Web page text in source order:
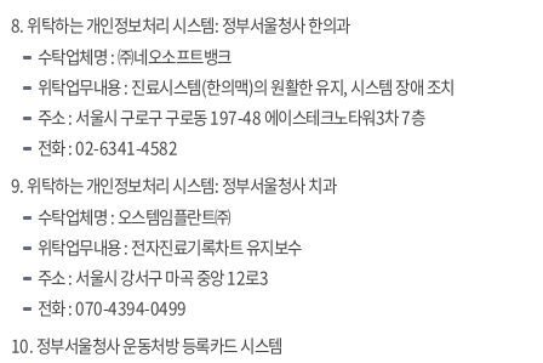
8. 위탁하는 개인정보처리 시스템: 정부서울청사 한의과
수탁업체명 : ㈜네오소프트뱅크
위탁업무내용 : 진료시스템(한의맥)의 원활한 유지, 시스템 장애 조치
주소 : 서울시 구로구 구로동 197-48 에이스테크노타워3차 7층
전화 : 02-6341-4582
9. 위탁하는 개인정보처리 시스템: 정부서울청사 치과
수탁업체명 : 오스템임플란트㈜
위탁업무내용 : 전자진료기록차트 유지보수
주소 : 서울시 강서구 마곡 중앙 12로3
전화 : 070-4394-0499
10. 정부서울청사 운동처방 등록카드 시스템